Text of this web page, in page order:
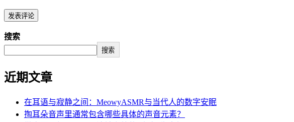
搜索
搜索
近期文章
在耳语与寂静之间：MeowyASMR与当代人的数字安眠
掏耳朵音声里通常包含哪些具体的声音元素？